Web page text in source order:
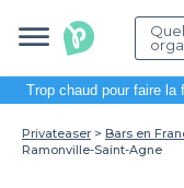
Trop chaud pour faire la
Privateaser Bars en
Ramonville-Saint-Agne